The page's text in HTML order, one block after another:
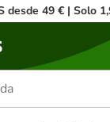
desde 49 € | Solo